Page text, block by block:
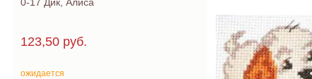
123,50 руб.
ожидается